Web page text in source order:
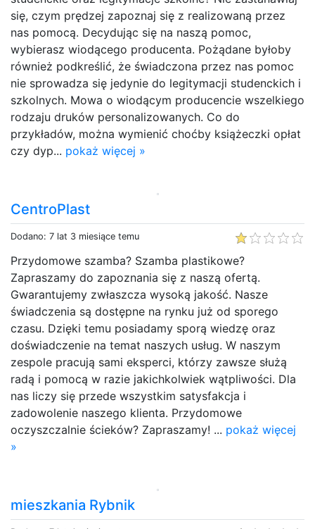
się, czym prędzej zapoznaj się z realizowaną przez
nas pomocą. Decydując się na naszą pomoc,
wybierasz wiodącego producenta. Pożądane byłoby
również podkreślić, że świadczona przez nas pomoc
nie sprowadza się jedynie do legitymacji studenckich i
szkolnych. Mowa o wiodącym producencie wszelkiego
rodzaju druków personalizowanych. Co do
przykładów, można wymienić choćby książeczki opłat
czy dyp... pokaż więcej »
CentroPlast
Dodano: 7 lat 3 miesiące temu
Przydomowe szamba? Szamba plastikowe?
Zapraszamy do zapoznania się z naszą ofertą.
Gwarantujemy zwłaszcza wysoką jakość. Nasze
świadczenia są dostępne na rynku już od sporego
czasu. Dzięki temu posiadamy sporą wiedzę oraz
doświadczenie na temat naszych usług. W naszym
zespole pracują sami eksperci, którzy zawsze służą
radą i pomocą w razie jakichkolwiek wątpliwości. Dla
nas liczy się przede wszystkim satysfakcja i
zadowolenie naszego klienta. Przydomowe
oczyszczalnie ścieków? Zapraszamy! ... pokaż więcej
»
mieszkania Rybnik